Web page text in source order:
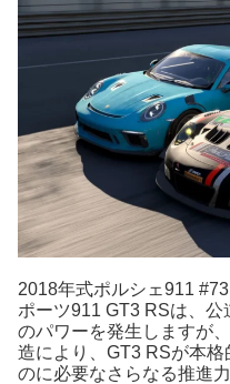
2018年式ポルシェ911
ポーツ911 GT3 RSは、
のパワーを発生しますが
造により、GT3 RSが本
のに必要なさらなる推進